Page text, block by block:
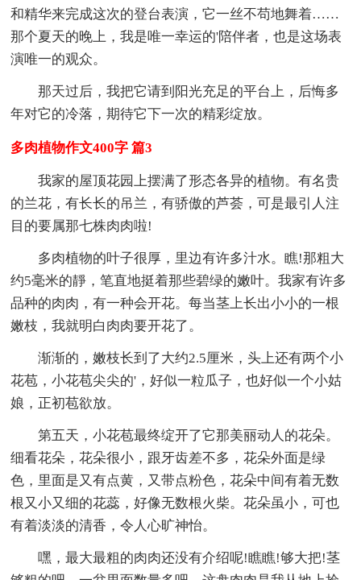
和精华来完成这次的登台表演，它一丝不苟地舞着……
那个夏天的晚上，我是唯一幸运的'陪伴者，也是这场表
演唯一的观众。
那天过后，我把它请到阳光充足的平台上，后悔多
年对它的冷落，期待它下一次的精彩绽放。
多肉植物作文400字 篇3
我家的屋顶花园上摆满了形态各异的植物。有名贵
的兰花，有长长的吊兰，有骄傲的芦荟，可是最引人注
目的要属那七株肉肉啦!
多肉植物的叶子很厚，里边有许多汁水。瞧!那粗大
约5毫米的靜，笔直地挺着那些碧绿的嫩叶。我家有许多
品种的肉肉，有一种会开花。每当茎上长出小小的一根
嫩枝，我就明白肉肉要开花了。
渐渐的，嫩枝长到了大约2.5厘米，头上还有两个小
花苞，小花苞尖尖的'，好似一粒瓜子，也好似一个小姑
娘，正初苞欲放。
第五天，小花苞最终绽开了它那美丽动人的花朵。
细看花朵，花朵很小，跟牙齿差不多，花朵外面是绿
色，里面是又有点黄，又带点粉色，花朵中间有着无数
根又小又细的花蕊，好像无数根火柴。花朵虽小，可也
有着淡淡的清香，令人心旷神怡。
嘿，最大最粗的肉肉还没有介绍呢!瞧瞧!够大把!茎